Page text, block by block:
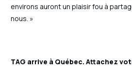
environs auront un plaisir fou à
nous. »
TAG arrive à Québec. Attachez